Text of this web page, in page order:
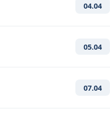
04.04
05.04
07.04